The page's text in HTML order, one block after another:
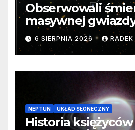
Obserwowali
masywnej
samego początku.
cenne dane
6 SIERPNIA 2026
NEPTUN UKŁAD SŁONECZNY
Historia